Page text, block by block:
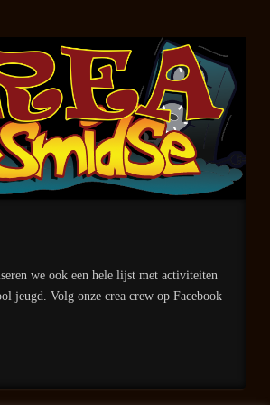
we ook een hele lijst met activiteiten
jeugd. Volg onze crea crew op Facebook